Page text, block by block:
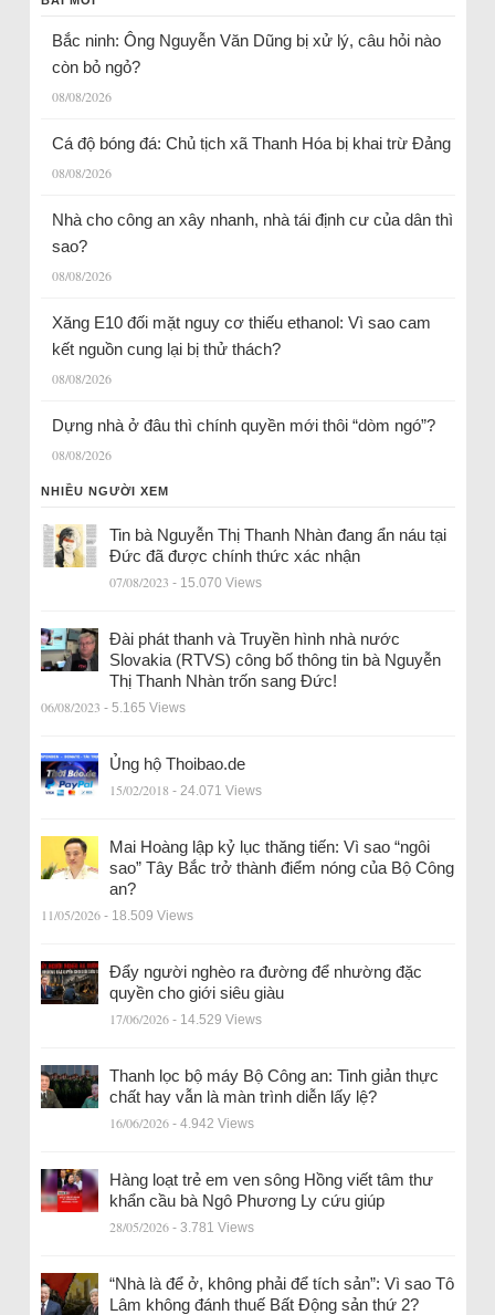
Bắc ninh: Ông Nguyễn Văn Dũng bị xử lý, câu hỏi nào
còn bỏ ngỏ?
08/08/2026
Cá độ bóng đá: Chủ tịch xã Thanh Hóa bị khai trừ Đảng
08/08/2026
Nhà cho công an xây nhanh, nhà tái định cư của dân thì
sao?
08/08/2026
Xăng E10 đối mặt nguy cơ thiếu ethanol: Vì sao cam
kết nguồn cung lại bị thử thách?
08/08/2026
Dựng nhà ở đâu thì chính quyền mới thôi “dòm ngó”?
08/08/2026
NHIỀU NGƯỜI XEM
Tin bà Nguyễn Thị Thanh Nhàn đang ẩn náu tại
Đức đã được chính thức xác nhận
07/08/2023 - 15.070 Views
Đài phát thanh và Truyền hình nhà nước
Slovakia (RTVS) công bố thông tin bà Nguyễn
Thị Thanh Nhàn trốn sang Đức!
06/08/2023 - 5.165 Views
Ủng hộ Thoibao.de
15/02/2018 - 24.071 Views
Mai Hoàng lập kỷ lục thăng tiến: Vì sao “ngôi
sao” Tây Bắc trở thành điểm nóng của Bộ Công
an?
11/05/2026 - 18.509 Views
Đẩy người nghèo ra đường để nhường đặc
quyền cho giới siêu giàu
17/06/2026 - 14.529 Views
Thanh lọc bộ máy Bộ Công an: Tinh giản thực
chất hay vẫn là màn trình diễn lấy lệ?
16/06/2026 - 4.942 Views
Hàng loạt trẻ em ven sông Hồng viết tâm thư
khẩn cầu bà Ngô Phương Ly cứu giúp
28/05/2026 - 3.781 Views
“Nhà là để ở, không phải để tích sản”: Vì sao Tô
Lâm không đánh thuế Bất Động sản thứ 2?